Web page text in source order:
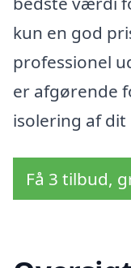
kun en god
professionel
er afgørende
isolering af dit
Få 3 tilbud,